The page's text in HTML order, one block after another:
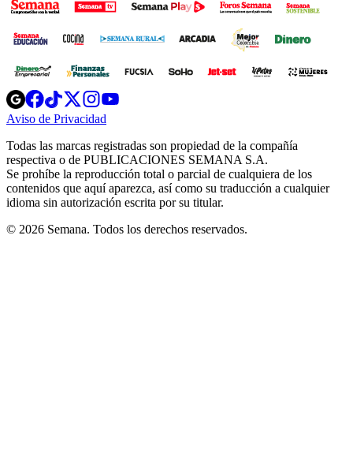
Opens
in
new
Opens
in
new
Opens
in
new
window
Opens
new
windowwindow
Aviso de Privacidad
new
window
Todas las marcas registradas son propiedad de la compañía
respectiva o de PUBLICACIONES SEMANA S.A.
Se prohíbe la reproducción total o parcial de cualquiera de los
contenidos que aquí aparezca, así como su traducción a cualquier
idioma sin autorización escrita por su titular.
© 2026 Semana. Todos los derechos reservados.